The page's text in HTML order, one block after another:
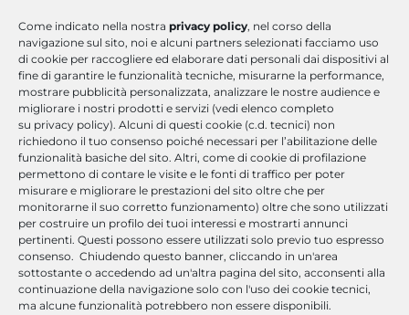
Come indicato nella nostra privacy policy, nel corso della
navigazione sul sito, noi e alcuni partners selezionati facciamo uso
di cookie per raccogliere ed elaborare dati personali dai dispositivi al
fine di garantire le funzionalità tecniche, misurarne la performance,
mostrare pubblicità personalizzata, analizzare le nostre audience e
migliorare i nostri prodotti e servizi (vedi elenco completo
su privacy policy). Alcuni di questi cookie (c.d. tecnici) non
richiedono il tuo consenso poiché necessari per l’abilitazione delle
funzionalità basiche del sito. Altri, come di cookie di profilazione
permettono di contare le visite e le fonti di traffico per poter
misurare e migliorare le prestazioni del sito oltre che per
monitorarne il suo corretto funzionamento) oltre che sono utilizzati
per costruire un profilo dei tuoi interessi e mostrarti annunci
pertinenti. Questi possono essere utilizzati solo previo tuo espresso
consenso. Chiudendo questo banner, cliccando in un'area
sottostante o accedendo ad un'altra pagina del sito, acconsenti alla
continuazione della navigazione solo con l'uso dei cookie tecnici,
ma alcune funzionalità potrebbero non essere disponibili.
Milano | Padova | Roma | Napoli
marketing@optimasolutions.it